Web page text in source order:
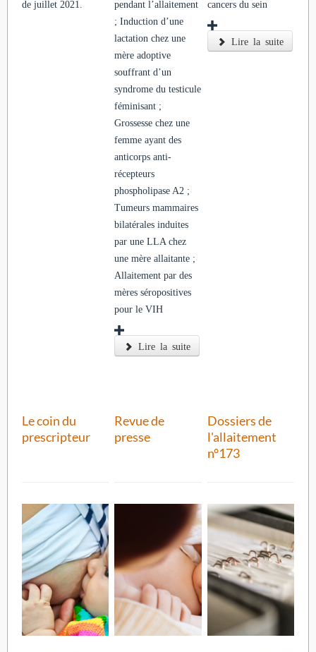
de juillet 2021.
pendant l’allaitement
; Induction d’une
lactation chez une
mère adoptive
souffrant d’un
syndrome du testicule
féminisant ;
Grossesse chez une
femme ayant des
anticorps anti-
récepteurs
phospholipase A2 ;
Tumeurs mammaires
bilatérales induites
par une LLA chez
une mère allaitante ;
Allaitement par des
mères séropositives
pour le VIH
Lire la suite
cancers du sein
Lire la suite
Le coin du
prescripteur
Revue de
presse
Dossiers de
l'allaitement
n°173